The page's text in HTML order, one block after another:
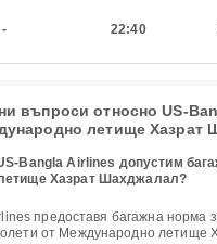
- 22:40
въпроси относно US-
летище Хазрат
Bangla Airlines допустим
Хазрат Шахджалал?
от Международно летище